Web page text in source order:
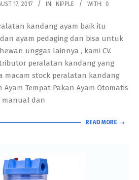
17, 2017 IN: NIPPLE WITH: 0
kandang ayam baik itu
ayam pedaging dan bisa untuk
unggas lainnya , kami CV.
peralatan kandang yang
macam stock peralatan kandang
Ayam Tempat Pakan Ayam Otomatis
manual dan
READ MORE →